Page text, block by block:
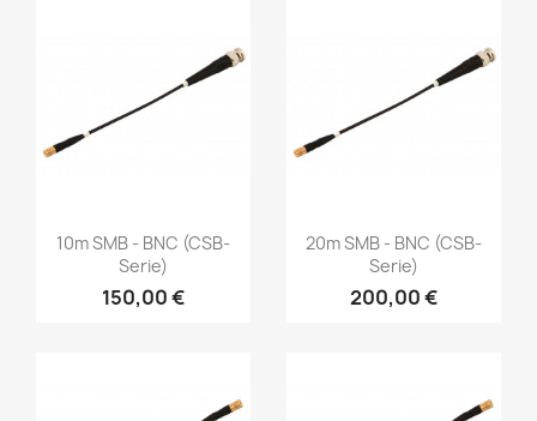
Vorschau
10m SMB - BNC (CSB-
Serie)
150,00 €
Vorschau
20m SMB - BNC (CSB-
Serie)
200,00 €